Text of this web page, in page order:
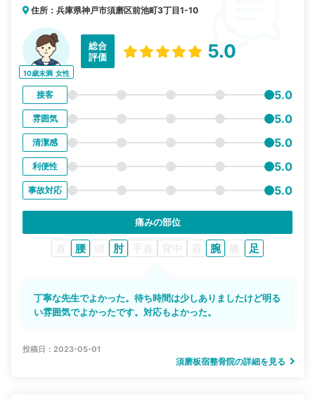
住所：兵庫県神戸市須磨区前池町3丁目1-10
10歳未満 女性
総合
評価
5.0
接客 5.0
雰囲気 5.0
清潔感 5.0
利便性 5.0
事故対応 5.0
痛みの部位
首 腰 頭 肘 手首 背中 肩 腕 膝 足
丁寧な先生でよかった。待ち時間は少しありましたけど明る
い雰囲気でよかったです。対応もよかった。
投稿日：2023-05-01
須磨板宿整骨院の詳細を見る